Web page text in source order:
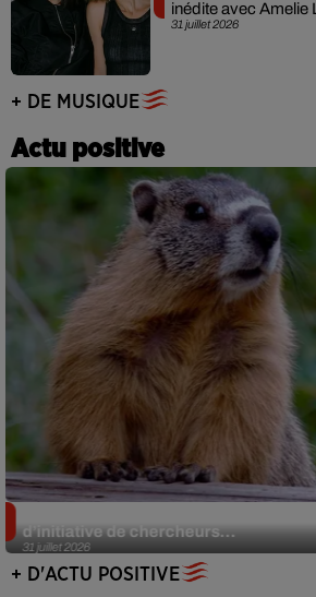
31 juillet 2026
inédite avec Amelie
+ DE MUSIQUE
Actu positive
31 juillet 2026
d’initiative de chercheurs...
+ D'ACTU POSITIVE